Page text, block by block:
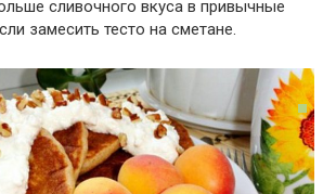
сливочного вкуса в привычные
замесить тесто на сметане.